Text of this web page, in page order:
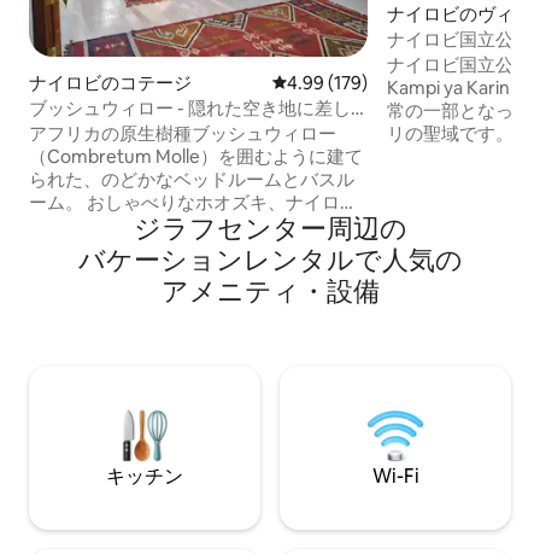
ナイロビのコテージ レビュー179件、5つ星中4.99つ
4.99 (179)
ブッシュウィロー - 隠れた空き地に差し
込む光。
アフリカの原生樹種ブッシュウィロー
（Combretum Molle）を囲むように建て
られた、のどかなベッドルームとバスル
ーム。 おしゃべりなホオズキ、ナイロビ
の夜に最適なキラーファイア、Wi-Fi、電
気フェンス、バックアップインバーター
と発電機、2つのベランダ、飲用ボアホー
ル水、成熟した庭と木々が揃っていま
カレンから50分、ナイロビ中心部から70
ナイロビのヴィラ
ナイロビ国立公園
トロッジ
ナイロビ国立公園
Kampi ya Karinは
常の一部となって
リの聖域です。
事前に手配して、
サージを受ける
に応じて、ロンガ
ジラフセンター⁠周⁠辺⁠の
バ⁠ケ⁠ー⁠シ⁠ョ⁠ン⁠レ⁠ン⁠タ⁠ル⁠で人⁠気⁠の
ア⁠メ⁠ニ⁠テ⁠ィ⁠・⁠設⁠備
キッチン Wi-Fi